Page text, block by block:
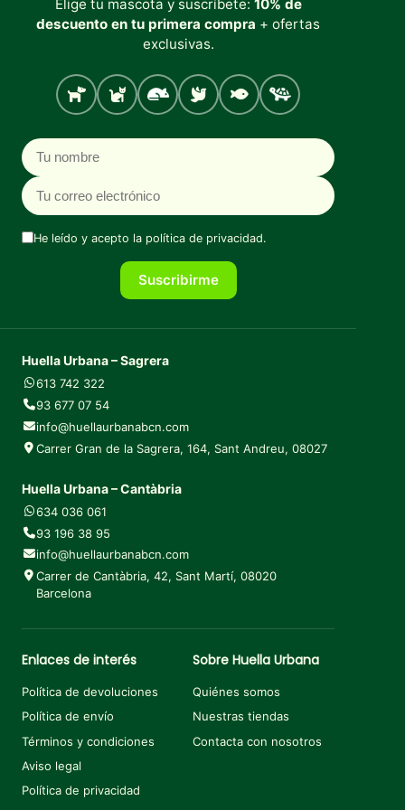
Elige tu mascota y suscríbete: 10% de
descuento en tu primera compra + ofertas
exclusivas.
Perro Gato Roedores
Aves PecesTortugas
Nombre
Correo electrónico
He leído y acepto la política de privacidad.
Suscribirme
Huella Urbana – Sagrera
613 742 322
93 677 07 54
info@huellaurbanabcn.com
Carrer Gran de la Sagrera, 164, Sant Andreu, 08027
Huella Urbana – Cantàbria
634 036 061
93 196 38 95
info@huellaurbanabcn.com
Carrer de Cantàbria, 42, Sant Martí, 08020
Barcelona
Enlaces de interés
Política de devoluciones
Política de envío
Términos y condiciones
Aviso legal
Política de privacidad
Sobre Huella Urbana
Quiénes somos
Nuestras tiendas
Contacta con nosotros